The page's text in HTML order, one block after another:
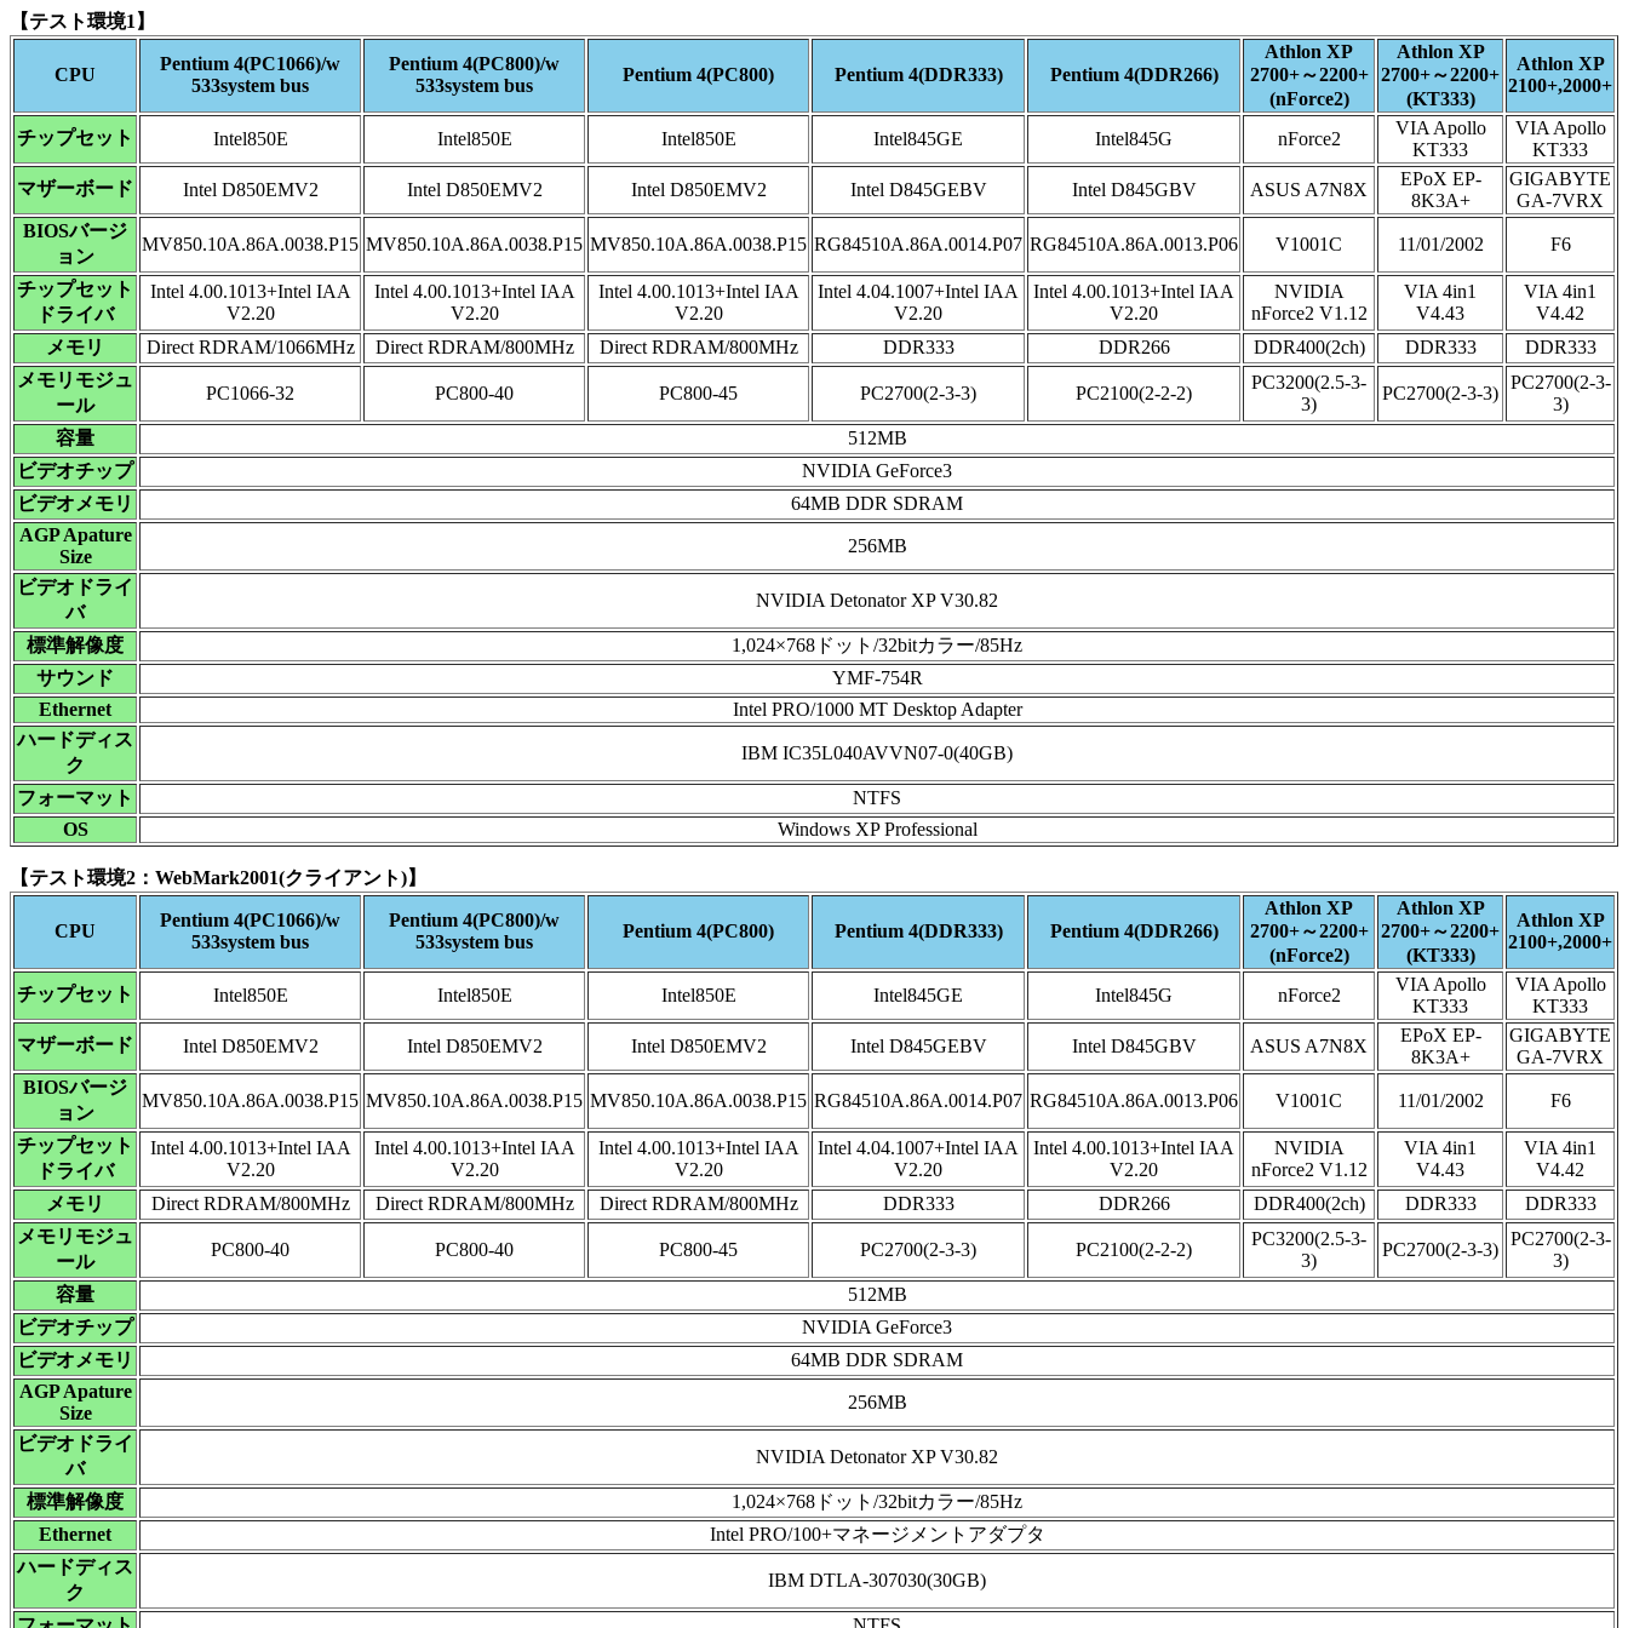
【テスト環境1】
CPU
Pentium 4(PC1066)/w
533system bus
Pentium 4(PC800)/w
533system bus
Pentium 4(PC800) Pentium 4(DDR333) Pentium 4(DDR266)
Athlon XP
2700+～2200+
(nForce2)
Athlon XP
2700+～2200+
(KT333)
Athlon XP
2100+,2000+
チップセット Intel850E Intel850E Intel850E Intel845GE Intel845G nForce2
VIA Apollo
KT333
VIA Apollo
KT333
マザーボード
Intel D850EMV2 Intel D850EMV2 Intel D850EMV2 Intel D845GEBV Intel D845GBV ASUS A7N8X
EPoX EP-
8K3A+
GIGABYTE
GA-7VRX
BIOSバージ
ョン
MV850.10A.86A.0038.P15 MV850.10A.86A.0038.P15 MV850.10A.86A.0038.P15 RG84510A.86A.0014.P07 RG84510A.86A.0013.P06 V1001C 11/01/2002 F6
チップセット
ドライバ
Intel 4.00.1013+Intel IAA
V2.20
Intel 4.00.1013+Intel IAA
V2.20
Intel 4.00.1013+Intel IAA
V2.20
Intel 4.04.1007+Intel IAA
V2.20
Intel 4.00.1013+Intel IAA
V2.20
NVIDIA
nForce2 V1.12
VIA 4in1
V4.43
VIA 4in1
V4.42
メモリ
Direct RDRAM/1066MHz Direct RDRAM/800MHz Direct RDRAM/800MHz DDR333 DDR266 DDR400(2ch) DDR333
DDR333
メモリモジュ
ール
PC1066-32 PC800-40 PC800-45 PC2700(2-3-3) PC2100(2-2-2)
PC3200(2.5-3-
3)
PC2700(2-3-3)
PC2700(2-3-
3)
容量
512MB
ビデオチップ
NVIDIA GeForce3
ビデオメモリ
64MB DDR SDRAM
AGP Apature
Size
256MB
ビデオドライ
バ
NVIDIA Detonator XP V30.82
標準解像度
1,024×768ドット/32bitカラー/85Hz
サウンド
YMF-754R
Ethernet
Intel PRO/1000 MT Desktop Adapter
ハードディス
ク
IBM IC35L040AVVN07-0(40GB)
フォーマット
NTFS
OS
Windows XP Professional
【テスト環境2：WebMark2001(クライアント)】
CPU
Pentium 4(PC1066)/w
533system bus
Pentium 4(PC800)/w
533system bus
Pentium 4(PC800) Pentium 4(DDR333) Pentium 4(DDR266)
Athlon XP
2700+～2200+
(nForce2)
Athlon XP
2700+～2200+
(KT333)
Athlon XP
2100+,2000+
チップセット Intel850E Intel850E Intel850E Intel845GE Intel845G nForce2
VIA Apollo
KT333
VIA Apollo
KT333
マザーボード
Intel D850EMV2 Intel D850EMV2 Intel D850EMV2 Intel D845GEBV Intel D845GBV ASUS A7N8X
EPoX EP-
8K3A+
GIGABYTE
GA-7VRX
BIOSバージ
ョン
MV850.10A.86A.0038.P15 MV850.10A.86A.0038.P15 MV850.10A.86A.0038.P15 RG84510A.86A.0014.P07 RG84510A.86A.0013.P06 V1001C 11/01/2002 F6
チップセット
ドライバ
Intel 4.00.1013+Intel IAA
V2.20
Intel 4.00.1013+Intel IAA
V2.20
Intel 4.00.1013+Intel IAA
V2.20
Intel 4.04.1007+Intel IAA
V2.20
Intel 4.00.1013+Intel IAA
V2.20
NVIDIA
nForce2 V1.12
VIA 4in1
V4.43
VIA 4in1
V4.42
メモリ
Direct RDRAM/800MHz Direct RDRAM/800MHz Direct RDRAM/800MHz DDR333 DDR266 DDR400(2ch) DDR333
DDR333
メモリモジュ
ール
PC800-40 PC800-40 PC800-45 PC2700(2-3-3) PC2100(2-2-2)
PC3200(2.5-3-
3)
PC2700(2-3-3)
PC2700(2-3-
3)
容量
512MB
ビデオチップ
NVIDIA GeForce3
ビデオメモリ
64MB DDR SDRAM
AGP Apature
Size
256MB
ビデオドライ
バ
NVIDIA Detonator XP V30.82
標準解像度
1,024×768ドット/32bitカラー/85Hz
Ethernet
Intel PRO/100+マネージメントアダプタ
ハードディス
ク
IBM DTLA-307030(30GB)